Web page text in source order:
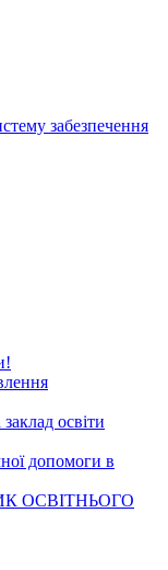
забезпечення
освіти
допомоги в
ОСВІТНЬОГО